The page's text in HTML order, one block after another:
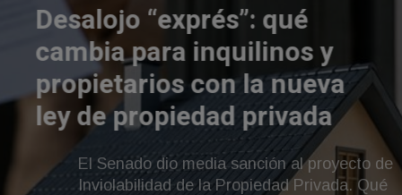
Desalojo “exprés”: qué
cambia para inquilinos y
propietarios con la nueva
ley de propiedad privada
El Senado dio media sanción al proyecto de
Inviolabilidad de la Propiedad Privada. Qué